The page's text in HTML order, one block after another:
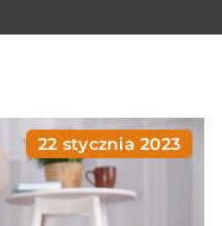
22 stycznia 2023